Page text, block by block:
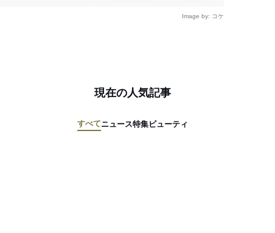
Image by: コケ
現在の人気記事
すべてニュース特集ビューティ